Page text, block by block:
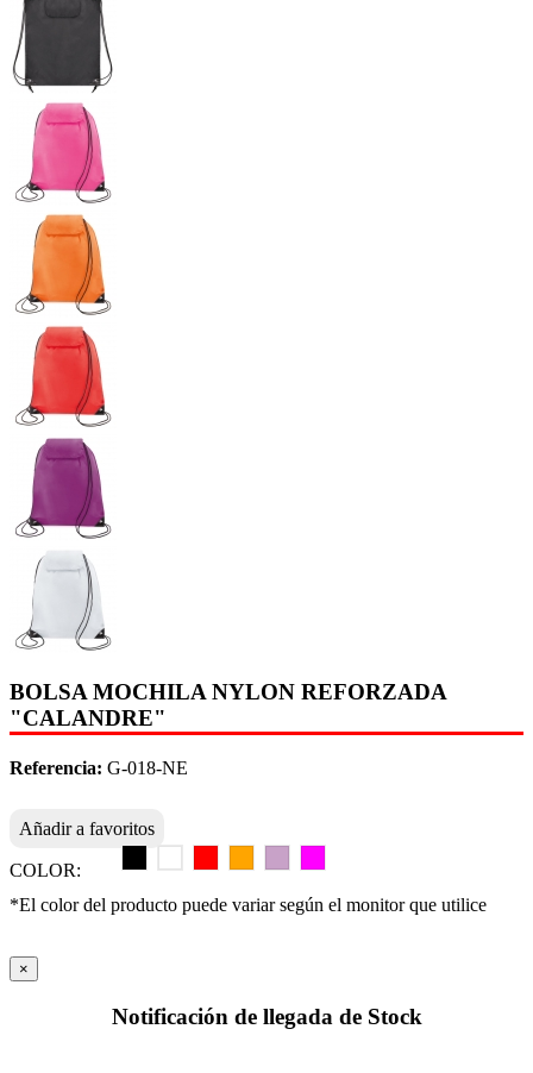
BOLSA MOCHILA NYLON REFORZADA
"CALANDRE"
Referencia: G-018-NE
Añadir a favoritos
COLOR:
*El color del producto puede variar según el monitor que utilice
×
Notificación de llegada de Stock